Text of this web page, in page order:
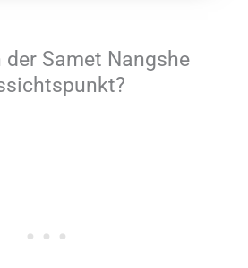
der Samet Nangshe